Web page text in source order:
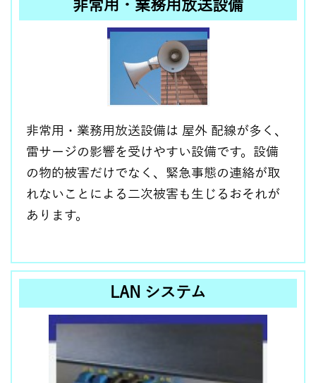
非常用・業務用放送設備
非常用・業務用放送設備は 屋外 配線が多く、
雷サージの影響を受けやすい設備です。設備
の物的被害だけでなく、緊急事態の連絡が取
れないことによる二次被害も生じるおそれが
あります。
LAN システム